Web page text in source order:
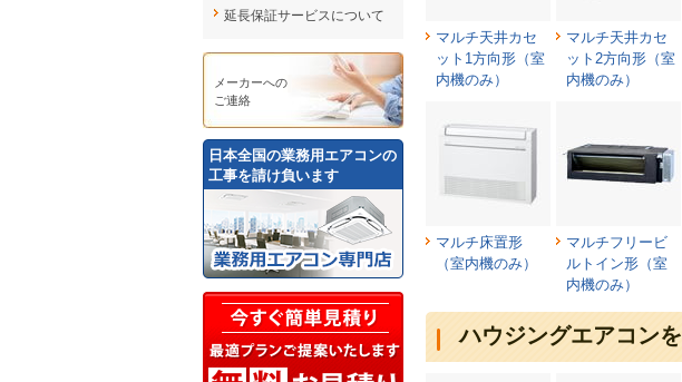
マルチ天井カセ
ット1方向形（室
内機のみ）
マルチ天井カセ
ット2方向形（室
内機のみ）
マルチ床置形
（室内機のみ）
マルチフリービ
ルトイン形（室
内機のみ）
ハウジングエアコンを
延長保証サービスについて
メーカーへの
ご連絡
日本全国の業務用エアコンの
工事を請け負います